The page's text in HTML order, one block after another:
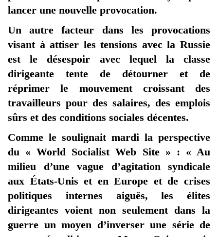
lancer une nouvelle provocation.
Un autre facteur dans les provocations
visant à attiser les tensions avec la Russie
est le désespoir avec lequel la classe
dirigeante tente de détourner et de
réprimer le mouvement croissant des
travailleurs pour des salaires, des emplois
sûrs et des conditions sociales décentes.
Comme le soulignait mardi la perspective
du « World Socialist Web Site » : « Au
milieu d’une vague d’agitation syndicale
aux États-Unis et en Europe et de crises
politiques internes aiguës, les élites
dirigeantes voient non seulement dans la
guerre un moyen d’inverser une série de